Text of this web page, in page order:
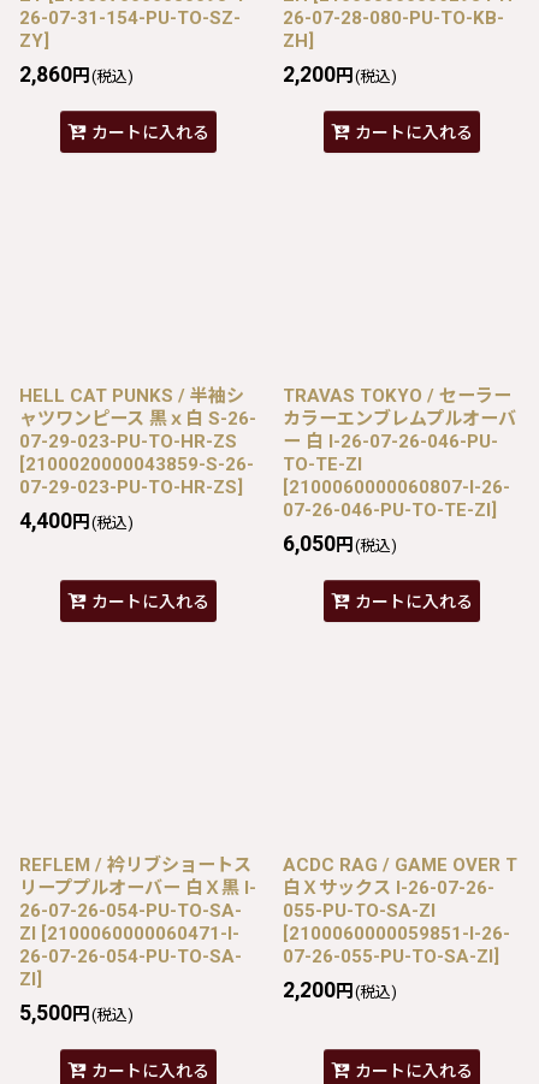
26-07-31-154-PU-TO-SZ-
ZY]
2,860円 (税込)
カートに入れる
26-07-28-080-PU-TO-KB-
ZH]
2,200円 (税込)
カートに入れる
HELL CAT PUNKS / 半袖シ
ャツワンピース 黒ｘ白 S-26-
07-29-023-PU-TO-HR-ZS
[2100020000043859-S-26-
07-29-023-PU-TO-HR-ZS]
4,400円 (税込)
カートに入れる
TRAVAS TOKYO / セーラー
カラーエンブレムプルオーバ
ー 白 I-26-07-26-046-PU-
TO-TE-ZI
[2100060000060807-I-26-
07-26-046-PU-TO-TE-ZI]
6,050円 (税込)
カートに入れる
REFLEM / 衿リブショートス
リーププルオーバー 白Ｘ黒 I-
26-07-26-054-PU-TO-SA-
ZI [2100060000060471-I-
26-07-26-054-PU-TO-SA-
ZI]
5,500円 (税込)
カートに入れる
ACDC RAG / GAME OVER T
白Ｘサックス I-26-07-26-
055-PU-TO-SA-ZI
[2100060000059851-I-26-
07-26-055-PU-TO-SA-ZI]
2,200円 (税込)
カートに入れる